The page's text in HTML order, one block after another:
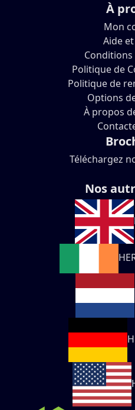
À
Mon
Aide et
Conditions
Politique de
Politique de
Options
À propos
Téléchargez
Nos